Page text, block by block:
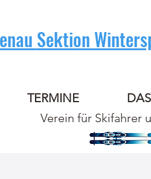
Sektion
TERMINE
Verein für Skifahrer